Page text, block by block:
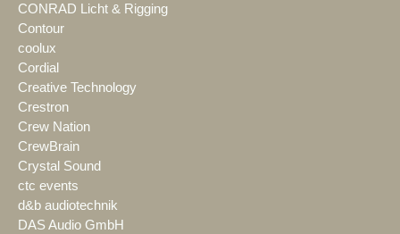
CONRAD Licht & Rigging
Contour
coolux
Cordial
Creative Technology
Crestron
Crew Nation
CrewBrain
Crystal Sound
ctc events
d&b audiotechnik
DAS Audio GmbH